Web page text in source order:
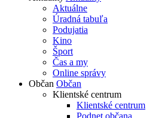
Aktuálne
Úradná tabuľa
Podujatia
Kino
Šport
Čas a my
Online správy
Občan Občan
Klientské centrum
Klientské centrum
Podnet občana